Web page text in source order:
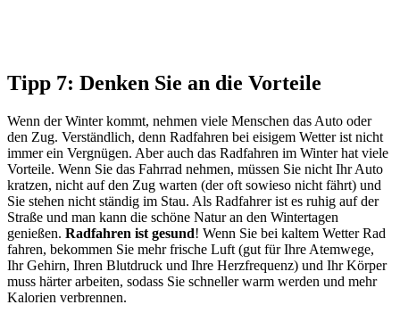
Tipp 7: Denken Sie an die Vorteile
Wenn der Winter kommt, nehmen viele Menschen das Auto oder
den Zug. Verständlich, denn Radfahren bei eisigem Wetter ist nicht
immer ein Vergnügen. Aber auch das Radfahren im Winter hat viele
Vorteile. Wenn Sie das Fahrrad nehmen, müssen Sie nicht Ihr Auto
kratzen, nicht auf den Zug warten (der oft sowieso nicht fährt) und
Sie stehen nicht ständig im Stau. Als Radfahrer ist es ruhig auf der
Straße und man kann die schöne Natur an den Wintertagen
genießen. Radfahren ist gesund! Wenn Sie bei kaltem Wetter Rad
fahren, bekommen Sie mehr frische Luft (gut für Ihre Atemwege,
Ihr Gehirn, Ihren Blutdruck und Ihre Herzfrequenz) und Ihr Körper
muss härter arbeiten, sodass Sie schneller warm werden und mehr
Kalorien verbrennen.